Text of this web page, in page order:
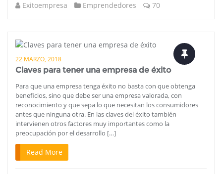
Exitoempresa Emprendedores 70
22 MARZO, 2018
Claves para tener una empresa de éxito
Para que una empresa tenga éxito no basta con que obtenga
beneficios, sino que debe ser una empresa valorada, con
reconocimiento y que sepa lo que necesitan los consumidores
antes que ninguna otra. En las claves del éxito también
intervienen otros factores muy importantes como la
preocupación por el desarrollo […]
Read More